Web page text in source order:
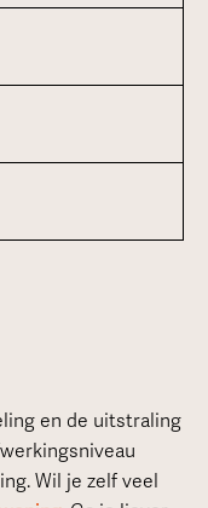
en de uitstraling
Wil je zelf veel